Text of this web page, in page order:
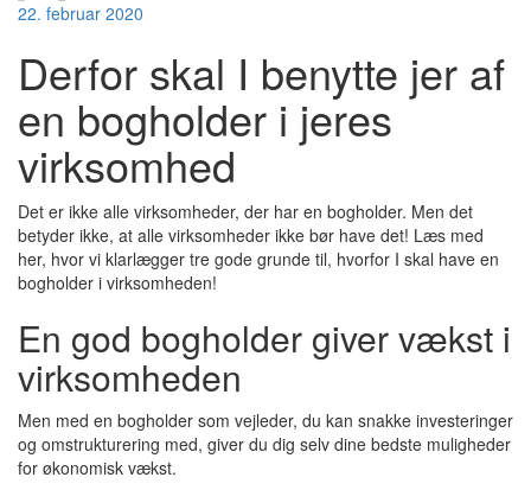
22. februar 2020
Derfor skal I benytte jer af
en bogholder i jeres
virksomhed
Det er ikke alle virksomheder, der har en bogholder. Men det
betyder ikke, at alle virksomheder ikke bør have det! Læs med
her, hvor vi klarlægger tre gode grunde til, hvorfor I skal have en
bogholder i virksomheden!
En god bogholder giver vækst i
virksomheden
Men med en bogholder som vejleder, du kan snakke investeringer
og omstrukturering med, giver du dig selv dine bedste muligheder
for økonomisk vækst.